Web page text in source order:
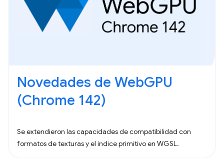
Novedades de WebGPU
(Chrome 142)
Se extendieron las capacidades de compatibilidad con
formatos de texturas y el índice primitivo en WGSL.